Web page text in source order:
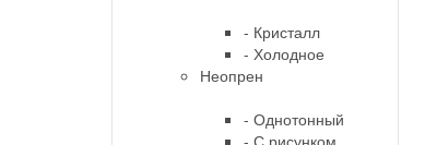
- Кристалл
- Холодное
Неопрен
- Однотонный
- С рисунком